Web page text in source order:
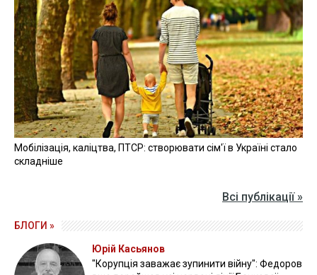
Прикордонники показали знищення ворожої техніки та
ліквідацію групи окупантів
20 квітня 2026